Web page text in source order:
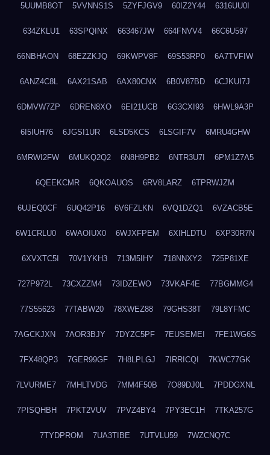
5UUMB8OT 5VVNNS1S 5ZYFJGV9 60IZ2Y44 6316UU0I
634ZKLU1 63SPQINX 663467JW 664FNVV4 66C6U597
66NBHAON 68EZZKJQ 69KWPV8F 69S53RP0 6A7TVFIW
6ANZ4C8L 6AX21SAB 6AX80CNX 6B0V87BD 6CJKUI7J
6DMVW7ZP 6DREN8XO 6EI21UCB 6G3CXI93 6HWL9A3P
6I5IUH76 6JGSI1UR 6LSD5KCS 6LSGIF7V 6MRU4GHW
6MRWI2FW 6MUKQ2Q2 6N8H9PB2 6NTR3U7I 6PM1Z7A5
6QEEKCMR 6QKOAUOS 6RV8LARZ 6TPRWJZM
6UJEQ0CF 6UQ42P16 6V6FZLKN 6VQ1DZQ1 6VZACB5E
6W1CRLU0 6WAOIUX0 6WJXFPEM 6XIHLDTU 6XP30R7N
6XVXTC5I 70V1YKH3 713M5IHY 718NNXY2 725P81XE
727P972L 73CXZZM4 73IDZEWO 73VKAF4E 77BGMMG4
77S55623 77TABW20 78XWEZ88 79GHS38T 79L8YFMC
7AGCKJXN 7AOR3BJY 7DYZC5PF 7EUSEMEI 7FE1WG6S
7FX48QP3 7GER99GF 7H8LPLGJ 7IRRICQI 7KWC77GK
7LVURME7 7MHLTVDG 7MM4F50B 7O89DJ0L 7PDDGXNL
7PISQHBH 7PKT2VUV 7PVZ4BY4 7PY3EC1H 7TKA257G
7TYDPROM 7UA3TIBE 7UTVLU59 7WZCNQ7C